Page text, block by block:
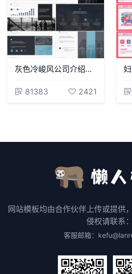
灰色冷峻风公司介绍项目简介通用PPT模板
81383 2421
网站模板均由合作伙伴上传或提供
侵权请联系：
客服邮箱：